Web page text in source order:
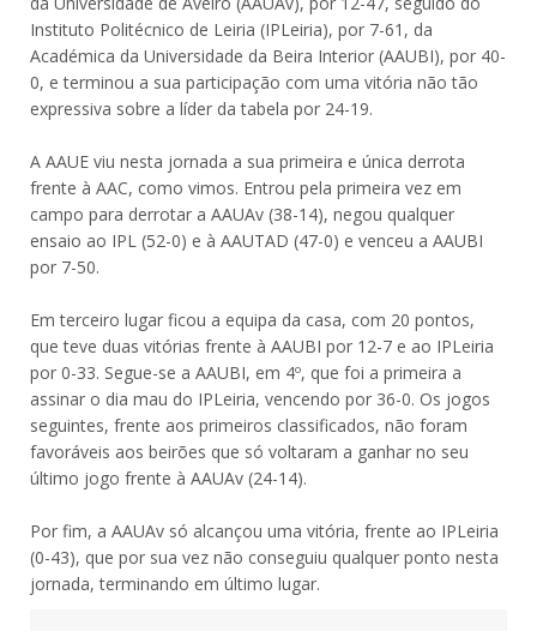
Instituto Politécnico de Leiria (IPLeiria), por 7-61, da
Académica da Universidade da Beira Interior (AAUBI), por 40-
0, e terminou a sua participação com uma vitória não tão
expressiva sobre a líder da tabela por 24-19.
A AAUE viu nesta jornada a sua primeira e única derrota
frente à AAC, como vimos. Entrou pela primeira vez em
campo para derrotar a AAUAv (38-14), negou qualquer
ensaio ao IPL (52-0) e à AAUTAD (47-0) e venceu a AAUBI
por 7-50.
Em terceiro lugar ficou a equipa da casa, com 20 pontos,
que teve duas vitórias frente à AAUBI por 12-7 e ao IPLeiria
por 0-33. Segue-se a AAUBI, em 4º, que foi a primeira a
assinar o dia mau do IPLeiria, vencendo por 36-0. Os jogos
seguintes, frente aos primeiros classificados, não foram
favoráveis aos beirões que só voltaram a ganhar no seu
último jogo frente à AAUAv (24-14).
Por fim, a AAUAv só alcançou uma vitória, frente ao IPLeiria
(0-43), que por sua vez não conseguiu qualquer ponto nesta
jornada, terminando em último lugar.